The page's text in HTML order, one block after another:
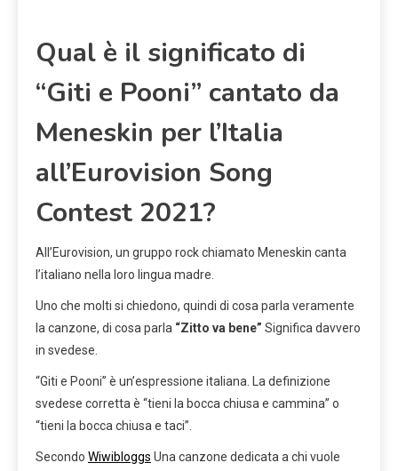
Qual è il significato di
“Giti e Pooni” cantato da
Meneskin per l’Italia
all’Eurovision Song
Contest 2021?
All’Eurovision, un gruppo rock chiamato Meneskin canta
l’italiano nella loro lingua madre.
Uno che molti si chiedono, quindi di cosa parla veramente
la canzone, di cosa parla “Zitto va bene” Significa davvero
in svedese.
“Giti e Pooni” è un’espressione italiana. La definizione
svedese corretta è “tieni la bocca chiusa e cammina” o
“tieni la bocca chiusa e taci”.
Secondo Wiwibloggs Una canzone dedicata a chi vuole